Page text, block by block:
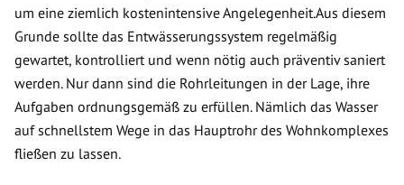
um eine ziemlich kostenintensive Angelegenheit.Aus diesem
Grunde sollte das Entwässerungssystem regelmäßig
gewartet, kontrolliert und wenn nötig auch präventiv saniert
werden. Nur dann sind die Rohrleitungen in der Lage, ihre
Aufgaben ordnungsgemäß zu erfüllen. Nämlich das Wasser
auf schnellstem Wege in das Hauptrohr des Wohnkomplexes
fließen zu lassen.